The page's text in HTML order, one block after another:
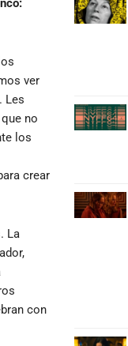
ver
Les
no
los
crear
La
con